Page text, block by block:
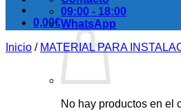
0,00€
No hay productos en el
09:00 - 18:00
WhatsApp
Inicio / MATERIAL PARA